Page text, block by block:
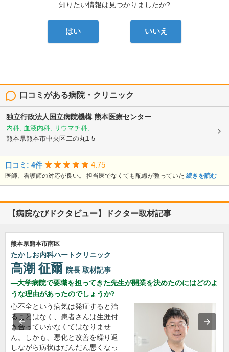
知りたい情報は見つかりましたか?
はい いいえ
口コミがある病院・クリニック
独立行政法人国立病院機構熊本医療センター
内科, 血液内科, リウマチ科, ...
熊本県熊本市中央区二の丸1-5
口コミ: 4件 4.75
医師、看護師の対応が良い。 担当医でなくても配慮が整っていた 続きを読む
【病院なびドクタビュー】ドクター取材記事
熊本県熊本市南区
たかしお内科ハートクリニック
高潮 征爾 院長 取材記事
大学病院で要職を担ってきた先生が開業を決めたのにはどのよ
うな理由があったのでしょうか?
心不全という病気は発症すると治
ることはなく、患者さんは生涯付
き合っていかなくてはなりませ
ん。しかも、悪化と改善を繰り返
しながら病状はだんだん悪くなっ